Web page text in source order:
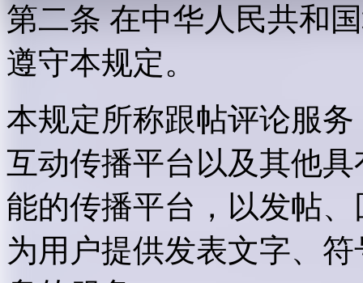
第二条 在中华人民共和
遵守本规定。
本规定所称跟帖评论服
互动传播平台以及其他
能的传播平台，以发帖
为用户提供发表文字、